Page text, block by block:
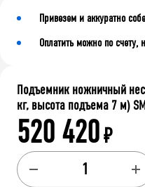
Привезем и аккуратно
Оплатить можно по
Подъемник ножничный
кг, высота подъема 7 м)
520 420₽